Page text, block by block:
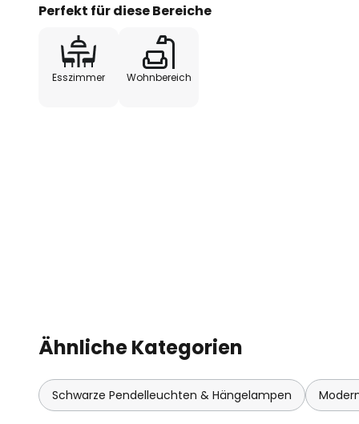
Perfekt für diese Bereiche
Esszimmer Wohnbereich
Ähnliche Kategorien
Schwarze Pendelleuchten & Hängelampen